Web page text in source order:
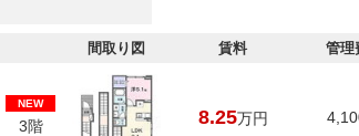
間取り図 賃料 管理
NEW
3階 8.25万円